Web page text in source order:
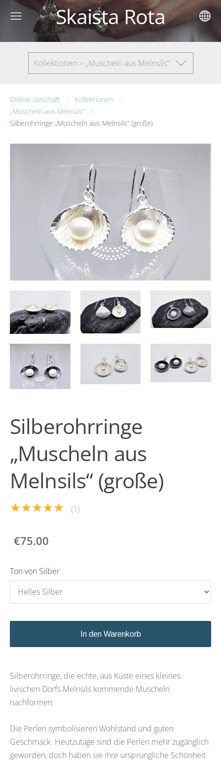
Skaista Rota
Kollektionen > „Muscheln aus Melnsils“
Online-Geschäft
Kollektionen
„Muscheln aus Melnsils“
Silberohrringe „Muscheln aus Melnsils“ (große)
Silberohrringe
„Muscheln aus
Melnsils“ (große)
★★★★★ (1)
€75.00
Ton von Silber
In den Warenkorb
Silberohrringe, die echte, aus Küste eines kleines
livischen Dorfs Melnsils kommende Muscheln
nachformen.
Die Perlen symbolisieren Wohlstand und guten
Geschmack. Heutzutage sind die Perlen mehr zugänglich
geworden, doch haben sie ihre ursprüngliche Schönheit